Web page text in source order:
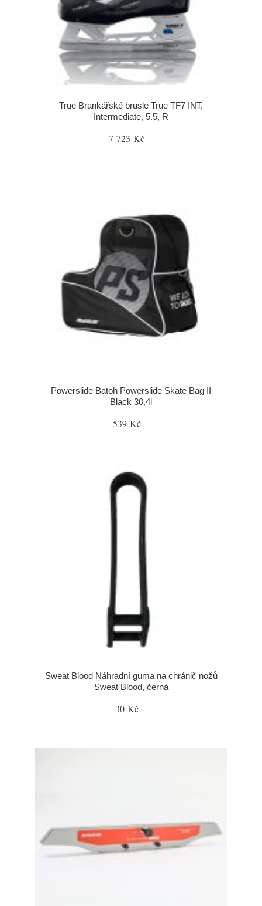
True Brankářské brusle True TF7 INT,
Intermediate, 5.5, R
7 723 Kč
Powerslide Batoh Powerslide Skate Bag II
Black 30,4l
539 Kč
Sweat Blood Náhradní guma na chránič nožů
Sweat Blood, černá
30 Kč